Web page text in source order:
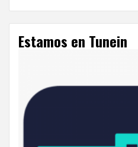
Estamos en Tunein